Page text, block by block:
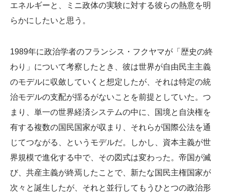
エネルギーと、ミニ政体の実験に対する彼らの熱意を明
らかにしたいと思う。
1989年に政治学者のフランシス・フクヤマが「歴史の終
わり」について考察したとき、彼は世界が自由民主主義
のモデルに収斂していくと想定したが、それは特定の統
治モデルの支配が揺るがないことを前提としていた。つ
まり、単一の世界経済システムの中に、国境と自決権を
有する複数の国民国家が収まり、それらが国際公法を通
じてつながる、というモデルだ。しかし、資本主義が世
界規模で進化する中で、その図式は変わった。帝国が滅
び、共産主義が終焉したことで、新たな国民主権国家が
次々と誕生したが、それと並行してもうひとつの政治形